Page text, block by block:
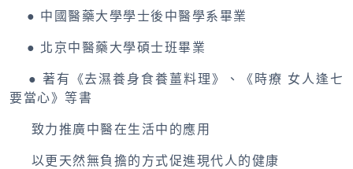
● 中國醫藥大學學士後中醫學系畢業
● 北京中醫藥大學碩士班畢業
● 著有《去濕養身食養薑料理》、《時療 女人逢七
要當心》等書
致力推廣中醫在生活中的應用
以更天然無負擔的方式促進現代人的健康